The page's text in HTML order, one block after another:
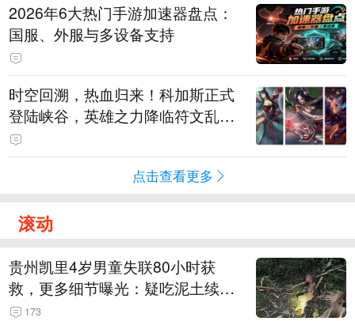
2026年6大热门手游加速器盘点：
国服、外服与多设备支持
时空回溯，热血归来！科加斯正式
登陆峡谷，英雄之力降临符文乱
斗！
点击查看更多
滚动
贵州凯里4岁男童失联80小时获
救，更多细节曝光：疑吃泥土续
命，搜救至20米附近错过多找3天
173